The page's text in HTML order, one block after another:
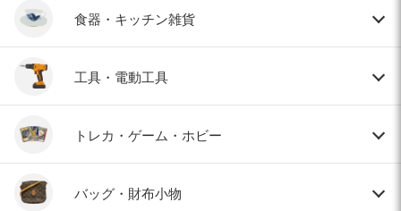
食器・キッチン雑貨
工具・電動工具
トレカ・ゲーム・ホビー
バッグ・財布小物